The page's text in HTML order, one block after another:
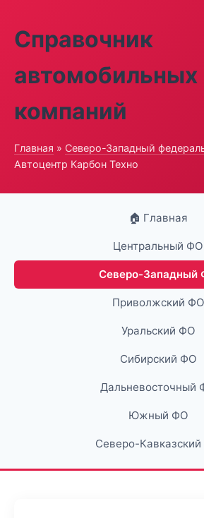
Справочник
автомобильных
компаний
Главная » Северо-Западный
Автоцентр Карбон Техно
🏠 Главная
Центральный ФО
Северо-Западный
Приволжский ФО
Уральский ФО
Сибирский ФО
Дальневосточный
Южный ФО
Северо-